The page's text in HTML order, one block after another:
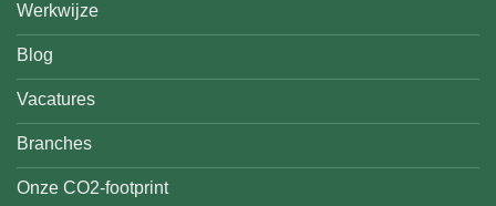
Werkwijze
Blog
Vacatures
Branches
Onze CO2-footprint